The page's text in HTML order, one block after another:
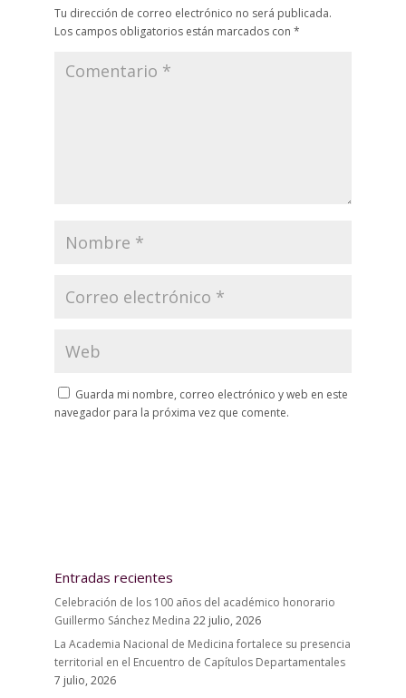
Tu dirección de correo electrónico no será publicada.
Los campos obligatorios están marcados con *
Guarda mi nombre, correo electrónico y web en este
navegador para la próxima vez que comente.
Entradas recientes
Celebración de los 100 años del académico honorario
Guillermo Sánchez Medina 22 julio, 2026
La Academia Nacional de Medicina fortalece su presencia
territorial en el Encuentro de Capítulos Departamentales
7 julio, 2026